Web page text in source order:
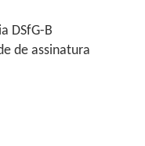
DSfG-B
de assinatura